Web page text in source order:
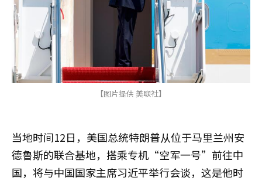
【图片提供 美联社】
当地时间12日，美国总统特朗普从位于马里兰州安
德鲁斯的联合基地，搭乘专机“空军一号”前往中
国，将与中国国家主席习近平举行会谈，这是他时